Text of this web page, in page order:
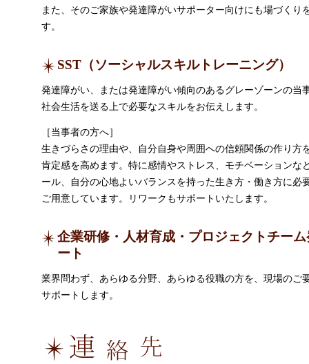
また、そのご家族や発達障がいサポーター向けにも場づくり
す。
SST（ソーシャルスキルトレーニング）
発達障がい、または発達障がい傾向のあるグレーゾーンの当
社会生活を送る上で必要なスキルをお伝えします。
［当事者の方へ］
生きづらさの理由や、自分自身や周囲への信頼関係の作り方
肯定感を高めます。特に感情やストレス、モチベーションな
ール、自分の心地よいバランスを持った生き方・働き方に必
ご用意しています。リワークもサポートいたします。
企業研修・人材育成・プロジェクトチー
ート
業界問わず、あらゆる分野、あらゆる役職の方を、現場のご
サポートします。